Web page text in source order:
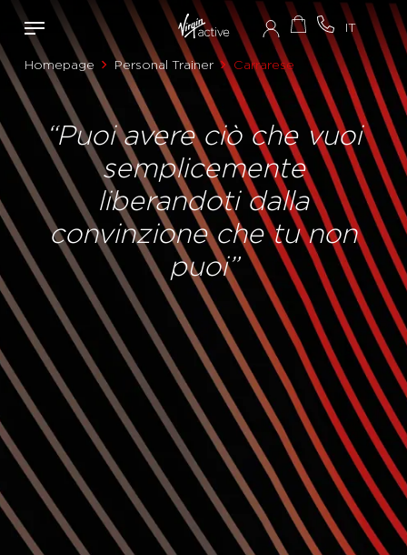
Homepage Personal Trainer Carrarese
“Puoi avere ciò che vuoi
semplicemente
liberandoti dalla
convinzione che tu non
puoi”